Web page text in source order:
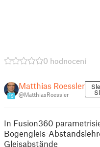
0 hodnocení
19
Matthias Roessler
@MatthiasRoessler
In Fusion360
Bogengleis-
Gleisabstände